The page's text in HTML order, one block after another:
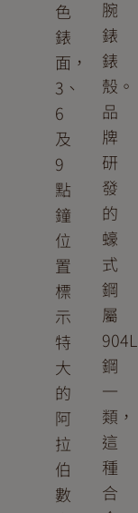
色
錶
面，
3、
6
及
9
點
鐘
位
置
標
示
特
大
的
阿
拉
伯
數
腕
錶
錶
殼。
品
牌
研
發
的
蠔
式
鋼
屬
904L
鋼
一
類，
這
種
合